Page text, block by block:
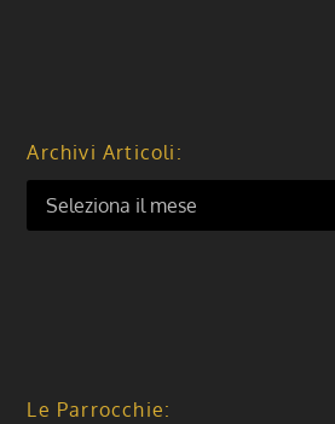
Archivi Articoli:
Le Parrocchie: